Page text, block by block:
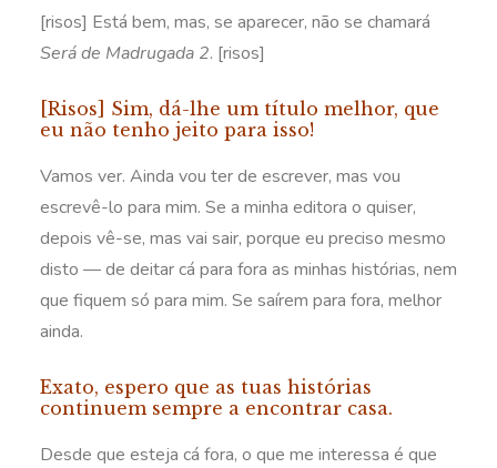
[risos] Está bem, mas, se aparecer, não se chamará
Será de Madrugada 2. [risos]
[Risos] Sim, dá-lhe um título melhor, que
eu não tenho jeito para isso!
Vamos ver. Ainda vou ter de escrever, mas vou
escrevê-lo para mim. Se a minha editora o quiser,
depois vê-se, mas vai sair, porque eu preciso mesmo
disto — de deitar cá para fora as minhas histórias, nem
que fiquem só para mim. Se saírem para fora, melhor
ainda.
Exato, espero que as tuas histórias
continuem sempre a encontrar casa.
Desde que esteja cá fora, o que me interessa é que